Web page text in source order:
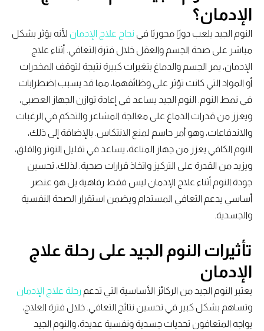
الإدمان؟
النوم الجيد يلعب دورًا محوريًا في نجاح علاج الإدمانلأنه يؤثر بشكل
مباشر على صحة الجسم والعقل خلال فترة التعافي. أثناء علاج
الإدمان، يمر الجسم والدماغ بتغيرات كبيرة نتيجة لتوقف المخدرات
أو المواد التي كانت تؤثر على وظائفهما، مما قد يسبب اضطرابات
في نمط النوم. النوم الجيد يساعد في إعادة توازن الجهاز العصبي،
ويعزز من قدرات الدماغ على معالجة المشاعر والتحكم في الرغبات
والاندفاعات، وهو أمر حاسم لمنع الانتكاس. بالإضافة إلى ذلك،
النوم الكافي يعزز من جهاز المناعة، يساعد في تقليل التوتر والقلق،
ويزيد من القدرة على التركيز واتخاذ قرارات صحية. لذلك، تحسين
جودة النوم أثناء علاج الإدمان ليس فقط رفاهية بل هو عنصر
أساسي يدعم التعافي المستدام ويضمن استقرار الصحة النفسية
والجسدية.
تأثيرات النوم الجيد على رحلة علاج
الإدمان
يعتبر النوم الجيد من الركائز الأساسية التي تدعمرحلة علاج الإدمان
وتساهم بشكل كبير في تحسين نتائج التعافي. خلال فترة العلاج،
يواجه المتعافون تحديات جسدية ونفسية عديدة، والنوم الجيد